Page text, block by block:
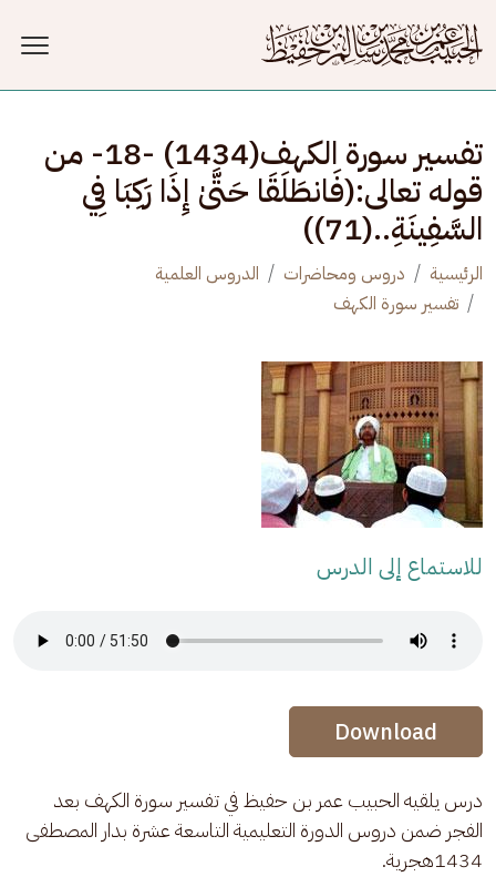
تفسير سورة الكهف(1434) -18- من
قوله تعالى:(فَانطَلَقَا حَتَّىٰ إِذَا رَكِبَا فِي
السَّفِينَةِ..(71))
الرئيسية دروس ومحاضرات
الدروس العلمية
تفسير سورة الكهف
للاستماع إلى الدرس
Audio Stream
Audio Stream
Download
درس يلقيه الحبيب عمر بن حفيظ في تفسير سورة الكهف بعد
الفجر ضمن دروس الدورة التعليمية التاسعة عشرة بدار المصطفى
1434هجرية.